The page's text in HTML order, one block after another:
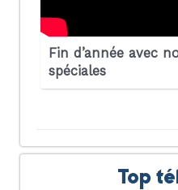
Fin d’année avec
spéciales
Top